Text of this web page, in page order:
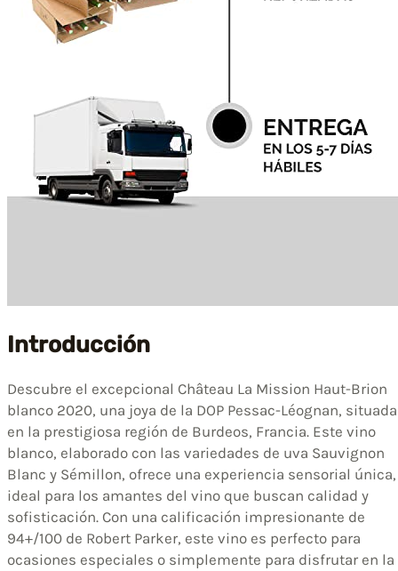
Introducción
Descubre el excepcional Château La Mission Haut-Brion
blanco 2020, una joya de la DOP Pessac-Léognan, situada
en la prestigiosa región de Burdeos, Francia. Este vino
blanco, elaborado con las variedades de uva Sauvignon
Blanc y Sémillon, ofrece una experiencia sensorial única,
ideal para los amantes del vino que buscan calidad y
sofisticación. Con una calificación impresionante de
94+/100 de Robert Parker, este vino es perfecto para
ocasiones especiales o simplemente para disfrutar en la